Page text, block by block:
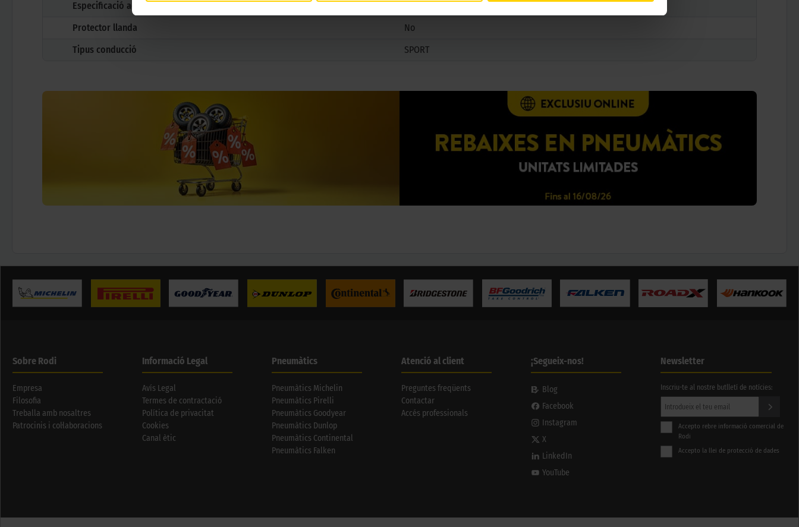
Especificació adicional
Protector llanda
No
Tipus conducció
SPORT
Sobre Rodi
Empresa
Filosofia
Treballa amb nosaltres
Patrocinis i col·laboracions
Informació Legal
Avís Legal
Termes de contractació
Política de privacitat
Cookies
Canal ètic
Pneumàtics
Pneumàtics Michelin
Pneumàtics Pirelli
Pneumàtics Goodyear
Pneumàtics Dunlop
Pneumàtics Continental
Pneumàtics Falken
Atenció al client
Preguntes freqüents
Contactar
Accés professionals
¡Segueix-nos!
Blog
Facebook
Instagram
X
LinkedIn
YouTube
Newsletter
Inscriu-te al nostre butlletí de notícies:
Accepto rebre informació comercial de
Rodi
Accepto la llei de protecció de dades